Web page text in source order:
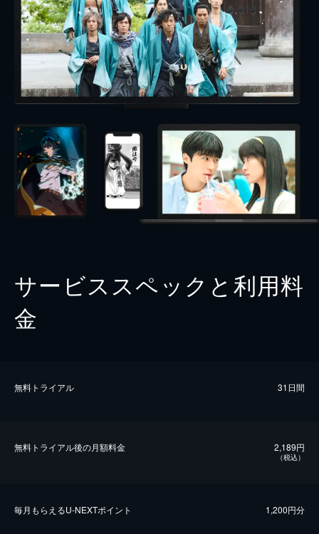
サービススペックと利用料
金
無料トライアル 31日間
無料トライアル後の⽉額料金 2,189円
（税込）
毎⽉もらえるU-NEXTポイント 1,200円分